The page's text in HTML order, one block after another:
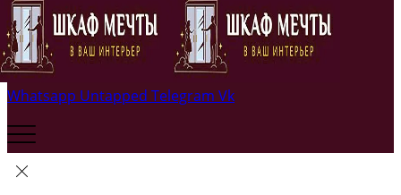
Whatsapp Untapped Telegram Vk